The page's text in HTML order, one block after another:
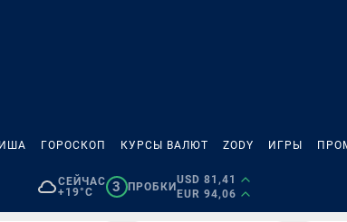
ГОРОСКОП КУРСЫ ВАЛЮТ ZODY ИГРЫ
СЕЙЧАС
+19°C
3 ПРОБКИ
USD 81,41
EUR 94,06